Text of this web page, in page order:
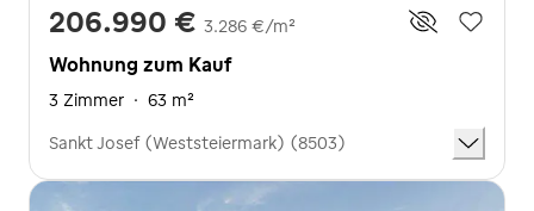
206.990 € 3.286 €/m²
Wohnung zum Kauf
3 Zimmer · 63 m²
Sankt Josef (Weststeiermark) (8503)